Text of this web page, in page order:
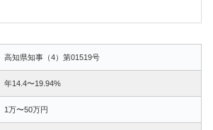
高知県知事（4）第01519号
年14.4〜19.94%
1万〜50万円